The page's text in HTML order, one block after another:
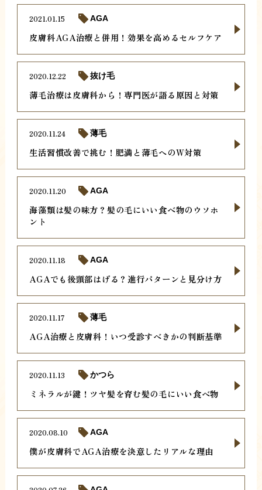
皮膚科AGA治療と併用！効果を高めるセルフケア
2021.01.15 AGA
薄毛治療は皮膚科から！専門医が語る原因と対策
2020.12.22 抜け毛
生活習慣改善で挑む！肥満と薄毛へのW対策
2020.11.24 薄毛
海藻類は髪の味方？髪の毛にいい食べ物のウソホ
ント
2020.11.20 AGA
AGAでも後頭部はげる？進行パターンと見分け方
2020.11.18 AGA
AGA治療と皮膚科！いつ受診すべきかの判断基準
2020.11.17 薄毛
ミネラルが鍵！ツヤ髪を育む髪の毛にいい食べ物
2020.11.13 かつら
僕が皮膚科でAGA治療を決意したリアルな理由
2020.08.10 AGA